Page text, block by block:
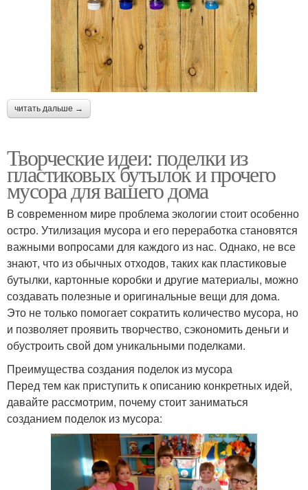
читать дальше →
Творческие идеи: поделки из
пластиковых бутылок и прочего
мусора для вашего дома
В современном мире проблема экологии стоит особенно
остро. Утилизация мусора и его переработка становятся
важными вопросами для каждого из нас. Однако, не все
знают, что из обычных отходов, таких как пластиковые
бутылки, картонные коробки и другие материалы, можно
создавать полезные и оригинальные вещи для дома.
Это не только помогает сократить количество мусора, но
и позволяет проявить творчество, сэкономить деньги и
обустроить свой дом уникальными поделками.
Преимущества создания поделок из мусора
Перед тем как приступить к описанию конкретных идей,
давайте рассмотрим, почему стоит заниматься
созданием поделок из мусора: